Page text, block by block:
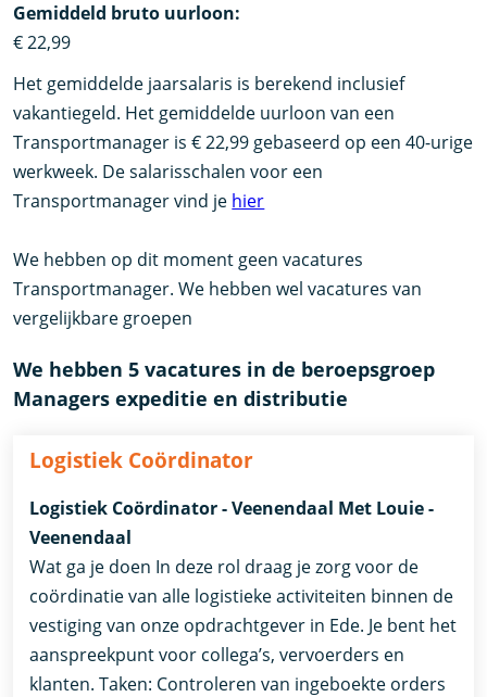
Gemiddeld bruto uurloon:
€ 22,99
Het gemiddelde jaarsalaris is berekend inclusief
vakantiegeld. Het gemiddelde uurloon van een
Transportmanager is € 22,99 gebaseerd op een 40-urige
werkweek. De salarisschalen voor een
Transportmanager vind je hier
We hebben op dit moment geen vacatures
Transportmanager. We hebben wel vacatures van
vergelijkbare groepen
We hebben 5 vacatures in de beroepsgroep
Managers expeditie en distributie
Logistiek Coördinator
Logistiek Coördinator - Veenendaal Met Louie -
Veenendaal
Wat ga je doen In deze rol draag je zorg voor de
coördinatie van alle logistieke activiteiten binnen de
vestiging van onze opdrachtgever in Ede. Je bent het
aanspreekpunt voor collega’s, vervoerders en
klanten. Taken: Controleren van ingeboekte orders